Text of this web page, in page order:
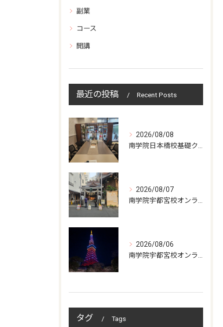
副業
コース
開講
最近の投稿 Recent Posts
2026/08/08
2026/08/07
2026/08/06
タグ Tags